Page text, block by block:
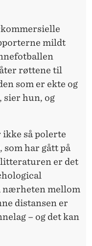
mildt
røttene til
som er ekte og
sier hun, og
så polerte
som har gått på
er det
nærheten mellom
distansen er
– og det kan